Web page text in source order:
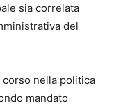
sia correlata
del
nella politica
mandato